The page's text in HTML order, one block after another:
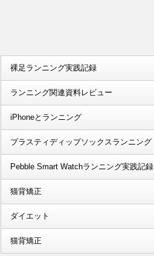
裸足ランニング実践記録
ランニング関連資料レビュー
iPhoneとランニング
プラスティディップソックスランニング
Pebble Smart Watchランニング実践記録
猫背矯正
ダイエット
猫背矯正